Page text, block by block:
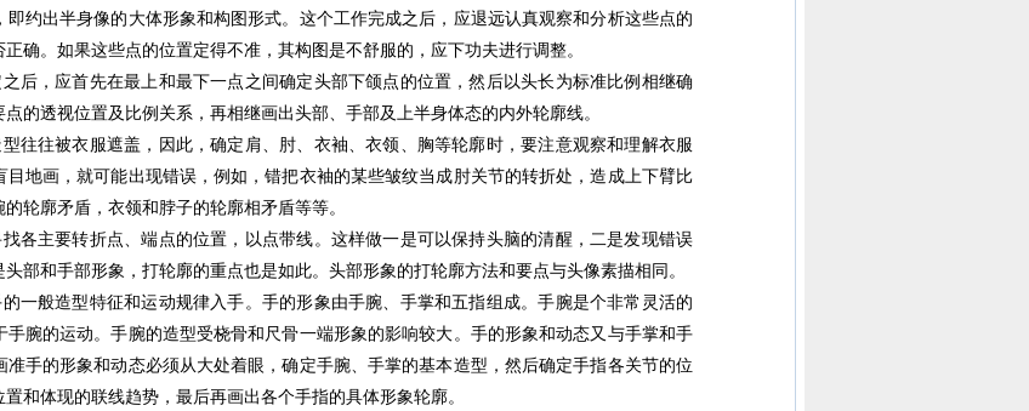
约出半身像的大体形象和构图形式。这个工作完成之后，应退远认真观察和分析这些点的
确。如果这些点的位置定得不准，其构图是不舒服的，应下功夫进行调整。
后，应首先在最上和最下一点之间确定头部下颌点的位置，然后以头长为标准比例相继确
的透视位置及比例关系，再相继画出头部、手部及上半身体态的内外轮廓线。
往往被衣服遮盖，因此，确定肩、肘、衣袖、衣领、胸等轮廓时，要注意观察和理解衣服
地画，就可能出现错误，例如，错把衣袖的某些皱纹当成肘关节的转折处，造成上下臂比
轮廓矛盾，衣领和脖子的轮廓相矛盾等等。
各主要转折点、端点的位置，以点带线。这样做一是可以保持头脑的清醒，二是发现错误
部和手部形象，打轮廓的重点也是如此。头部形象的打轮廓方法和要点与头像素描相同。
一般造型特征和运动规律入手。手的形象由手腕、手掌和五指组成。手腕是个非常灵活的
腕的运动。手腕的造型受桡骨和尺骨一端形象的影响较大。手的形象和动态又与手掌和手
手的形象和动态必须从大处着眼，确定手腕、手掌的基本造型，然后确定手指各关节的位
和体现的联线趋势，最后再画出各个手指的具体形象轮廓。